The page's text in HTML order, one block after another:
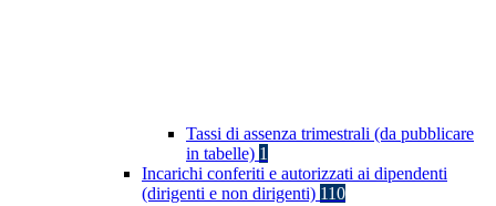
Tassi di assenza trimestrali (da pubblicare
in tabelle) 1
Incarichi conferiti e autorizzati ai dipendenti
(dirigenti e non dirigenti) 110